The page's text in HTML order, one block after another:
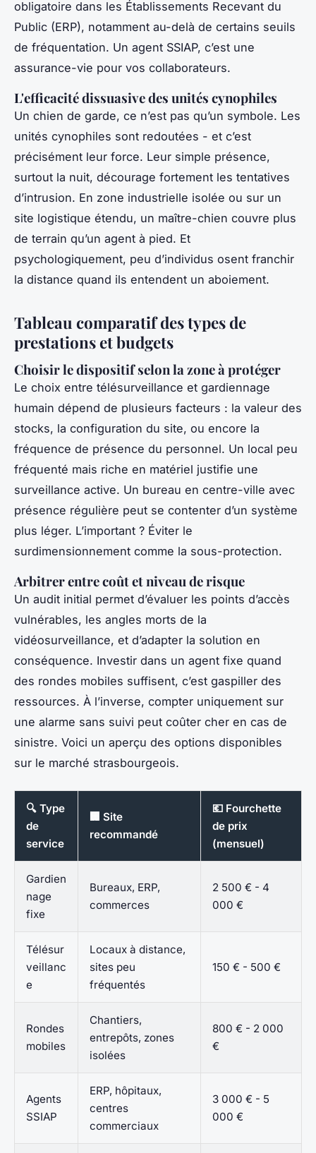
obligatoire dans les Établissements Recevant du
Public (ERP), notamment au-delà de certains seuils
de fréquentation. Un agent SSIAP, c’est une
assurance-vie pour vos collaborateurs.
L'efficacité dissuasive des unités cynophiles
Un chien de garde, ce n’est pas qu’un symbole. Les
unités cynophiles sont redoutées - et c’est
précisément leur force. Leur simple présence,
surtout la nuit, décourage fortement les tentatives
d’intrusion. En zone industrielle isolée ou sur un
site logistique étendu, un maître-chien couvre plus
de terrain qu’un agent à pied. Et
psychologiquement, peu d’individus osent franchir
la distance quand ils entendent un aboiement.
Tableau comparatif des types de
prestations et budgets
Choisir le dispositif selon la zone à protéger
Le choix entre télésurveillance et gardiennage
humain dépend de plusieurs facteurs : la valeur des
stocks, la configuration du site, ou encore la
fréquence de présence du personnel. Un local peu
fréquenté mais riche en matériel justifie une
surveillance active. Un bureau en centre-ville avec
présence régulière peut se contenter d’un système
plus léger. L’important ? Éviter le
surdimensionnement comme la sous-protection.
Arbitrer entre coût et niveau de risque
Un audit initial permet d’évaluer les points d’accès
vulnérables, les angles morts de la
vidéosurveillance, et d’adapter la solution en
conséquence. Investir dans un agent fixe quand
des rondes mobiles suffisent, c’est gaspiller des
ressources. À l’inverse, compter uniquement sur
une alarme sans suivi peut coûter cher en cas de
sinistre. Voici un aperçu des options disponibles
sur le marché strasbourgeois.
🔍 Type
de
service
🏢 Site
recommandé
💶 Fourchette
de prix
(mensuel)
Gardien
nage
fixe
Bureaux, ERP,
commerces
2 500 € - 4
000 €
Télésur
veillanc
e
Locaux à distance,
sites peu
fréquentés
150 € - 500 €
Rondes
mobiles
Chantiers,
entrepôts, zones
isolées
800 € - 2 000
€
Agents
SSIAP
ERP, hôpitaux,
centres
commerciaux
3 000 € - 5
000 €